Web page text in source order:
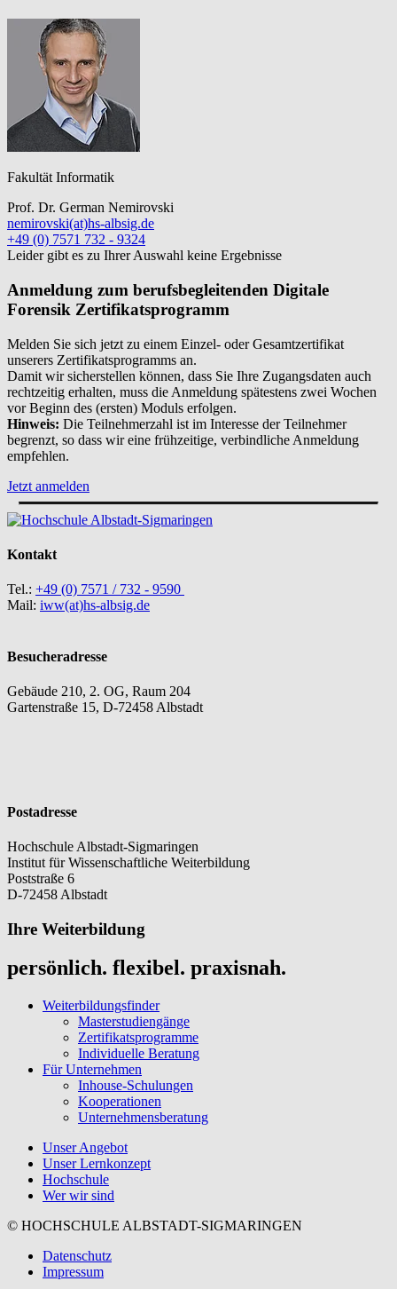
Fakultät Informatik
Prof. Dr. German Nemirovski
nemirovski(at)hs-albsig.de
+49 (0) 7571 732 - 9324
Leider gibt es zu Ihrer Auswahl keine Ergebnisse
Anmeldung zum berufsbegleitenden Digitale
Forensik Zertifikatsprogramm
Melden Sie sich jetzt zu einem Einzel- oder Gesamtzertifikat
unserers Zertifikatsprogramms an.
Damit wir sicherstellen können, dass Sie Ihre Zugangsdaten auch
rechtzeitig erhalten, muss die Anmeldung spätestens zwei Wochen
vor Beginn des (ersten) Moduls erfolgen.
Hinweis: Die Teilnehmerzahl ist im Interesse der Teilnehmer
begrenzt, so dass wir eine frühzeitige, verbindliche Anmeldung
empfehlen.
Jetzt anmelden
Kontakt
Tel.: +49 (0) 7571 / 732 - 9590
Mail: iww(at)hs-albsig.de
Besucheradresse
Gebäude 210, 2. OG, Raum 204
Gartenstraße 15, D-72458 Albstadt
Postadresse
Hochschule Albstadt-Sigmaringen
Institut für Wissenschaftliche Weiterbildung
Poststraße 6
D-72458 Albstadt
Ihre Weiterbildung
persönlich. flexibel. praxisnah.
Weiterbildungsfinder
Masterstudiengänge
Zertifikatsprogramme
Individuelle Beratung
Für Unternehmen
Inhouse-Schulungen
Kooperationen
Unternehmensberatung
Unser Angebot
Unser Lernkonzept
Hochschule
Wer wir sind
© HOCHSCHULE ALBSTADT-SIGMARINGEN
Datenschutz
Impressum